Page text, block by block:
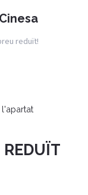
reduït!
REDUÏT